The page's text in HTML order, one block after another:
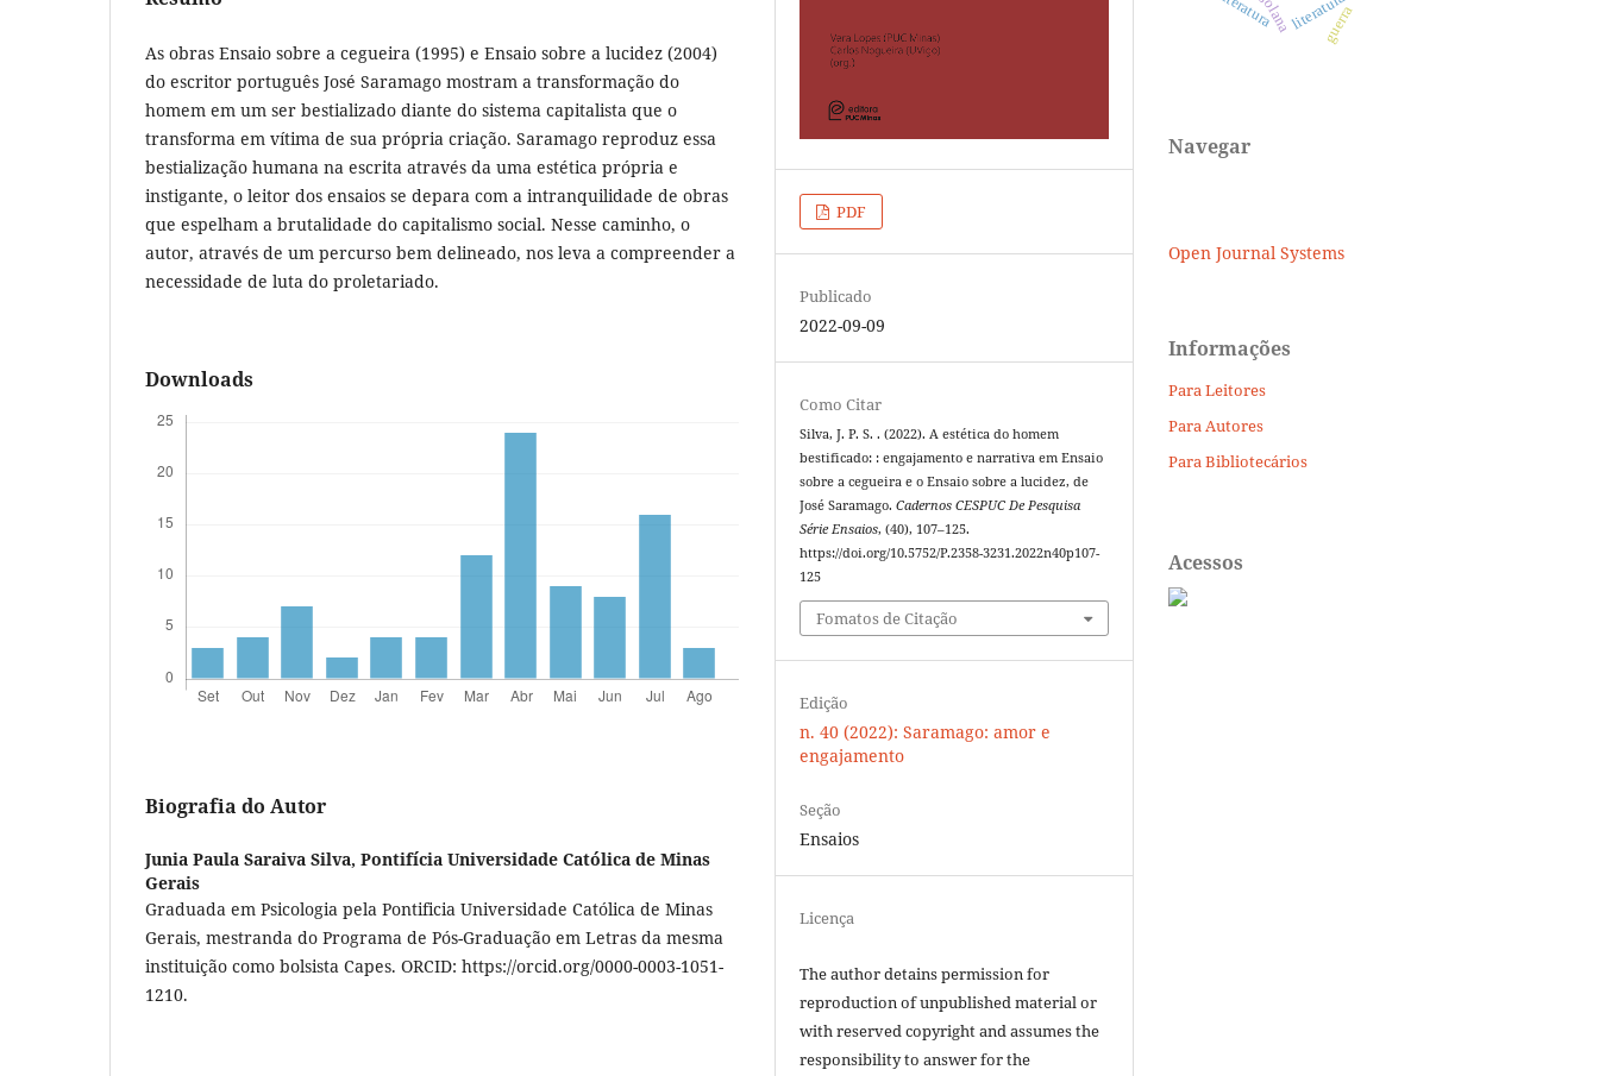
As obras Ensaio sobre a cegueira (1995) e Ensaio sobre a lucidez (2004)
do escritor português José Saramago mostram a transformação do
homem em um ser bestializado diante do sistema capitalista que o
transforma em vítima de sua própria criação. Saramago reproduz essa
bestialização humana na escrita através da uma estética própria e
instigante, o leitor dos ensaios se depara com a intranquilidade de obras
que espelham a brutalidade do capitalismo social. Nesse caminho, o
autor, através de um percurso bem delineado, nos leva a compreender a
necessidade de luta do proletariado.
Downloads
Biografia do Autor
Junia Paula Saraiva Silva, Pontifícia Universidade Católica de Minas
Gerais
Graduada em Psicologia pela Pontificia Universidade Católica de Minas
Gerais, mestranda do Programa de Pós-Graduação em Letras da mesma
instituição como bolsista Capes. ORCID: https://orcid.org/0000-0003-1051-
1210.
PDF
Publicado
2022-09-09
Como Citar
Silva, J. P. S. . (2022). A estética do homem
bestificado: : engajamento e narrativa em Ensaio
sobre a cegueira e o Ensaio sobre a lucidez, de
José Saramago.Cadernos CESPUC De Pesquisa
Série Ensaios, (40), 107–125.
https://doi.org/10.5752/P.2358-3231.2022n40p107-
125
Fomatos de Citação
Edição
n. 40 (2022): Saramago: amor e
engajamento
Seção
Ensaios
Licença
The author detains permission for
reproduction of unpublished material or
with reserved copyright and assumes the
responsibility to answer for the
literatura guerra
Navegar
Open Journal Systems
Informações
Para Leitores
Para Autores
Para Bibliotecários
Acessos